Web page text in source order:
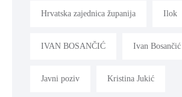
Hrvatska zajednica županija Ilok
IVAN BOSANČIĆ Ivan Bosančić
Javni poziv Kristina Jukić